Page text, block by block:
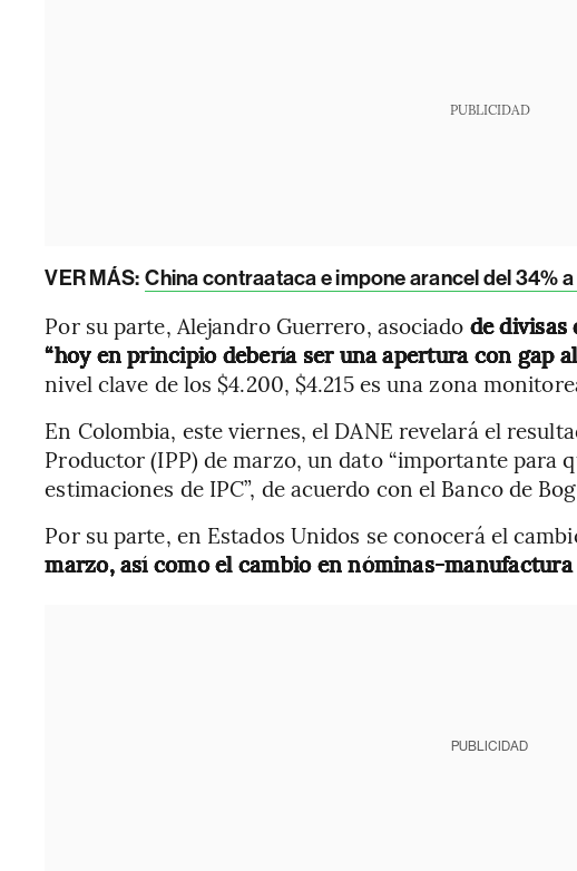
PUBLICIDAD
VER MÁS: China contraataca e impone arancel del 34%
Por su parte, Alejandro Guerrero, asociado de divisas
“hoy en principio debería ser una apertura con gap
nivel clave de los $4.200, $4.215 es una zona
En Colombia, este viernes, el DANE revelará el
Productor (IPP) de marzo, un dato “importante para
estimaciones de IPC”, de acuerdo con el Banco de
Por su parte, en Estados Unidos se conocerá el
marzo, así como el cambio en nóminas-
PUBLICIDAD